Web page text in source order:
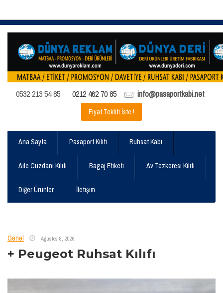
0532 213 54 85 0212 462 70 85 info@pasaportkabi.net
Fiyat Teklifi İste !
Ana Sayfa Pasaport Kılıfı Ruhsat Kabı
Aile Cüzdanı Kılıfı Bagaj Etiketi Av Tezkeresi Kılıfı
Diğer Ürünler İletişim
Genel Ağustos 8, 2026
+ Peugeot Ruhsat Kılıfı